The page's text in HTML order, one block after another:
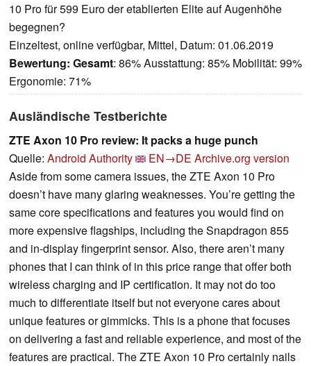
10 Pro für 599 Euro der etablierten Elite auf Augenhöhe
begegnen?
Einzeltest, online verfügbar, Mittel, Datum: 01.06.2019
Bewertung: Gesamt: 86% Ausstattung: 85% Mobilität: 99%
Ergonomie: 71%
Ausländische Testberichte
ZTE Axon 10 Pro review: It packs a huge punch
Quelle: Android Authority EN→DE Archive.org version
Aside from some camera issues, the ZTE Axon 10 Pro
doesn’t have many glaring weaknesses. You’re getting the
same core specifications and features you would find on
more expensive flagships, including the Snapdragon 855
and in-display fingerprint sensor. Also, there aren’t many
phones that I can think of in this price range that offer both
wireless charging and IP certification. It may not do too
much to differentiate itself but not everyone cares about
unique features or gimmicks. This is a phone that focuses
on delivering a fast and reliable experience, and most of the
features are practical. The ZTE Axon 10 Pro certainly nails